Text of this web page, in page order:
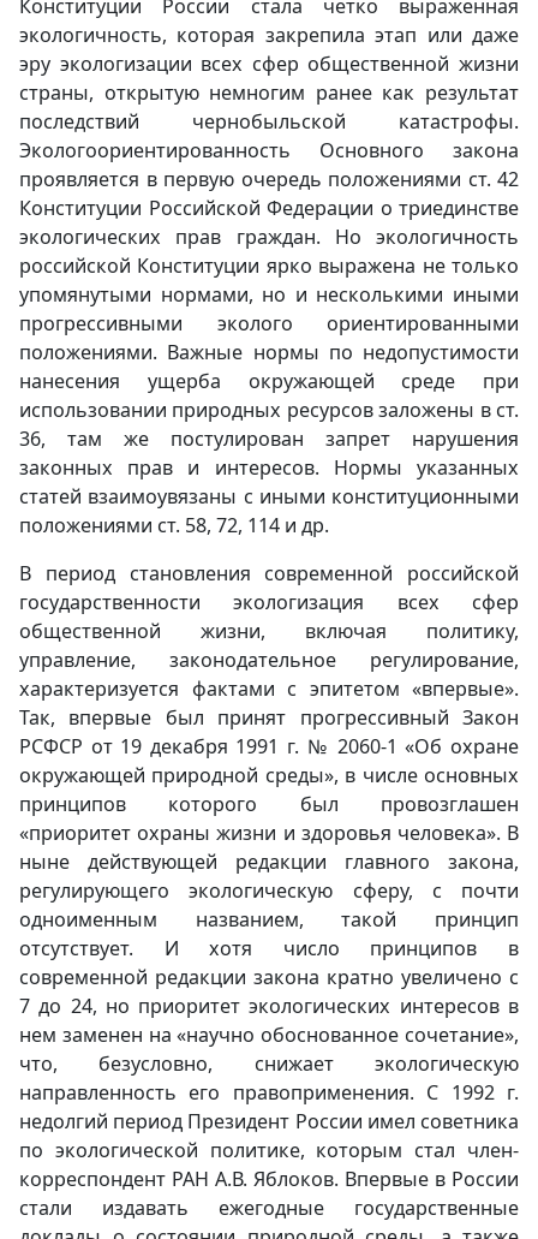
Конституции России стала четко выраженная
экологичность, которая закрепила этап или даже
эру экологизации всех сфер общественной жизни
страны, открытую немногим ранее как результат
последствий чернобыльской катастрофы.
Экологоориентированность Основного закона
проявляется в первую очередь положениями ст. 42
Конституции Российской Федерации о триединстве
экологических прав граждан. Но экологичность
российской Конституции ярко выражена не только
упомянутыми нормами, но и несколькими иными
прогрессивными эколого ориентированными
положениями. Важные нормы по недопустимости
нанесения ущерба окружающей среде при
использовании природных ресурсов заложены в ст.
36, там же постулирован запрет нарушения
законных прав и интересов. Нормы указанных
статей взаимоувязаны с иными конституционными
положениями ст. 58, 72, 114 и др.
В период становления современной российской
государственности экологизация всех сфер
общественной жизни, включая политику,
управление, законодательное регулирование,
характеризуется фактами с эпитетом «впервые».
Так, впервые был принят прогрессивный Закон
РСФСР от 19 декабря 1991 г. № 2060-1 «Об охране
окружающей природной среды», в числе основных
принципов которого был провозглашен
«приоритет охраны жизни и здоровья человека». В
ныне действующей редакции главного закона,
регулирующего экологическую сферу, с почти
одноименным названием, такой принцип
отсутствует. И хотя число принципов в
современной редакции закона кратно увеличено с
7 до 24, но приоритет экологических интересов в
нем заменен на «научно обоснованное сочетание»,
что, безусловно, снижает экологическую
направленность его правоприменения. С 1992 г.
недолгий период Президент России имел советника
по экологической политике, которым стал член-
корреспондент РАН А.В. Яблоков. Впервые в России
стали издавать ежегодные государственные